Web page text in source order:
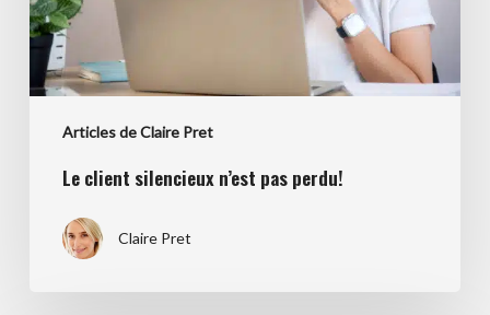
Articles de Claire Pret
Le client silencieux n’est pas perdu!
Claire Pret